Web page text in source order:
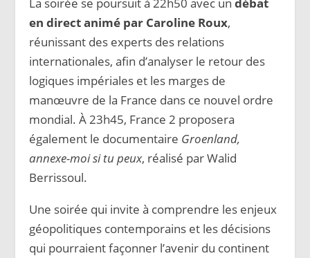
La soirée se poursuit à 22h50 avec undébat
en direct animé par Caroline Roux,
réunissant des experts des relations
internationales, afin d’analyser le retour des
logiques impériales et les marges de
manœuvre de la France dans ce nouvel ordre
mondial. À 23h45, France 2 proposera
également le documentaire Groenland,
annexe-moi si tu peux, réalisé par Walid
Berrissoul.
Une soirée qui invite à comprendre les enjeux
géopolitiques contemporains et les décisions
qui pourraient façonner l’avenir du continent